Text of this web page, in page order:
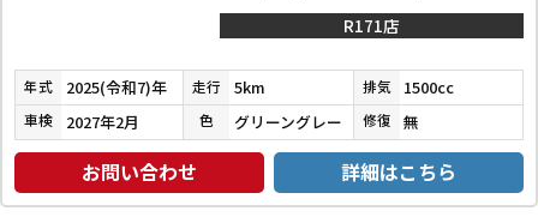
R171店
年式 2025(令和7)年 走行 5km 排気 1500cc
車検 2027年2月 色 グリーングレー 修復 無
お問い合わせ 詳細はこちら